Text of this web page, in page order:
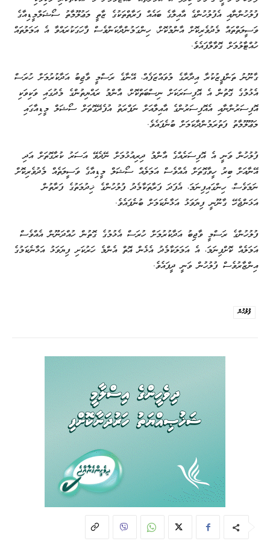
ފުލުހުންނާއި އެފުލުހުންގެ އާއިލާގެ ބައެއް ފަރާތްތަކުގެ ޒާތީ މަޢުލޫމާތު ސޯޝަލްމީޑިއާގެ
ވަސީލަތްތައް މެދުވެރިކޮށް އާންމުކޮށް، ހިންގަމުންދާކަންވެސް ފާހަގަކުރައްވާ އެ އަމަލުތައް
ހުއްޓާލުމަށް ގޮވާލާފައެވެ.
ގާނޫނު ތަންފީޒުކުރާ އިދާރާގެ މުވައްޒަފެއް، އޭނާގެ ރަސްމީ ވާޖިބު އަދާކުރުމަށް ހުރަސް
އެޅުމުގެ ގޮތުން އެ އޮފިސަރަކަށް ނިސްބަތްކޮށް، އާންމު ރައްޔިތުންގެ މެދުގައި ވަކިވަކި
އޮފިސަރުންނާއި އެއޮފިސަރުންގެ އާއިލާއަށް ނަފްރަތު އުފެދޭގޮތަށް ސޯޝަލް މީޑިއާގައި
މަޢޫލޫމާތު ފަތުރަމުންދާކަމަށް ބުނެފައެވެ.
ފުލުހުން ވަނީ އެ އޮފިސަރެއްގެ އާންމު ދިރިއުޅުމަށް ނޭދެވޭ އަސަރު ކުރާގޮތަށް އަދި
އޭނާއަށް ބިރު ހީވާގޮތަށް އެއްވެސް އަމަލެއް ސޯޝަލް މީޑިއާގެ ވަސީލަތެއް މެދުވެރިކޮށް
ނަމަވެސް، ހިންގައިފިނަމަ، އެފަދަ ފަރާތަކާމެދު ފުލުހުންގެ ޚިދުމަތުގެ ފަރާތުން
އަޅަންޖެހޭ ގާނޫނީ ފިޔަވަޅު އަޅާނެކަމަށް ބުނެފައެވެ.
ފުލުހުންގެ ރަސްމީ ވާޖިބު އަދާކުރުމަށް ހުރަސް އެޅުމުގެ ގޮތުން ހުއްދަނޫން އެއްވެސް
އަމަލެއް ކޮށްފިނަމަ، އެ އަމަލަކާމެދު އެޅެން އޮތް އެންމެ ހަރުކަށި ފިޔަވަޅު އަޅާނެކަމުގެ
އިންޒާރުވެސް ފުލުހުން ވަނީ ދީފައެވެ.
ފުލުހުން